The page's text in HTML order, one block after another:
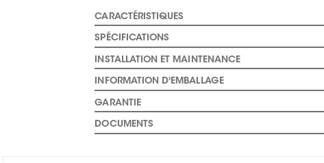
CARACTÉRISTIQUES
SPÉCIFICATIONS
INSTALLATION ET MAINTENANCE
INFORMATION D'EMBALLAGE
GARANTIE
DOCUMENTS